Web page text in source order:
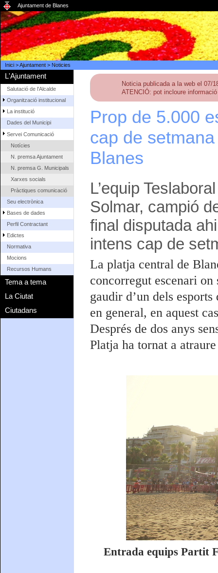
Ajuntament de Blanes
Inici>Ajuntament> Noticies
L'Ajuntament
Salutació de l'Alcalde
Organització institucional
La institució
Dades del Municipi
Servei Comunicació
Notícies
N. premsa Ajuntament
N. premsa G. Municipals
Xarxes socials
Pràctiques comunicació
Seu electrònica
Bases de dades
Perfil Contractant
Edictes
Normativa
Mocions
Recursos Humans
Tema a tema
La Ciutat
Ciutadans
Noticia publicada a la web el 07/
ATENCIÓ: pot incloure
Prop de 5.000
cap de
Blanes
L’equip
Solmar, campió
final disputada
intens cap de
La platja central de
concorregut escenari on
gaudir d’un dels
en general, en aquest
Després de dos anys
Platja ha tornat a
Entrada equips Partit